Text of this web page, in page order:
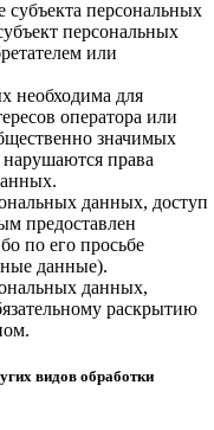
субъекта персональных
персональных
или
необходима для
оператора или
значимых
права
данных, доступ
предоставлен
по его просьбе
данные).
данных,
раскрытию
видов обработки